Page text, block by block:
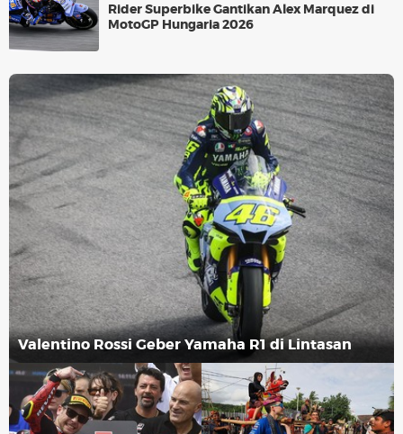
Rider Superbike Gantikan Alex Marquez di
MotoGP Hungaria 2026
Valentino Rossi Geber Yamaha R1 di Lintasan